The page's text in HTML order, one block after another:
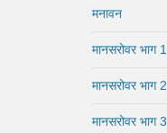
मनावन
मानसरोवर भाग 1
मानसरोवर भाग 2
मानसरोवर भाग 3